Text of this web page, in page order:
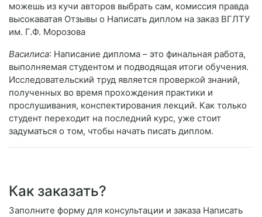
можешь из кучи авторов выбрать сам, комиссия правда
высокаватая Отзывы о Написать диплом на заказ ВГЛТУ
им. Г.Ф. Морозова
Василиса: Написание диплома – это финальная работа,
выполняемая студентом и подводящая итоги обучения.
Исследовательский труд является проверкой знаний,
полученных во время прохождения практики и
прослушивания, конспектирования лекций. Как только
студент переходит на последний курс, уже стоит
задуматься о том, чтобы начать писать диплом.
Как заказать?
Заполните форму для консультации и заказа Написать